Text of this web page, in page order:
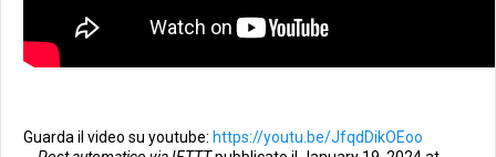
Guarda il video su youtube: https://youtu.be/JfqdDikOEoo